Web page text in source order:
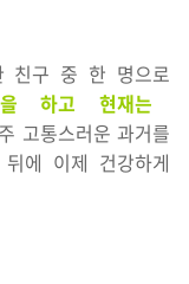
친구 중 한 명으로
하고 현재는
고통스러운 과거를
에 이제 건강하게